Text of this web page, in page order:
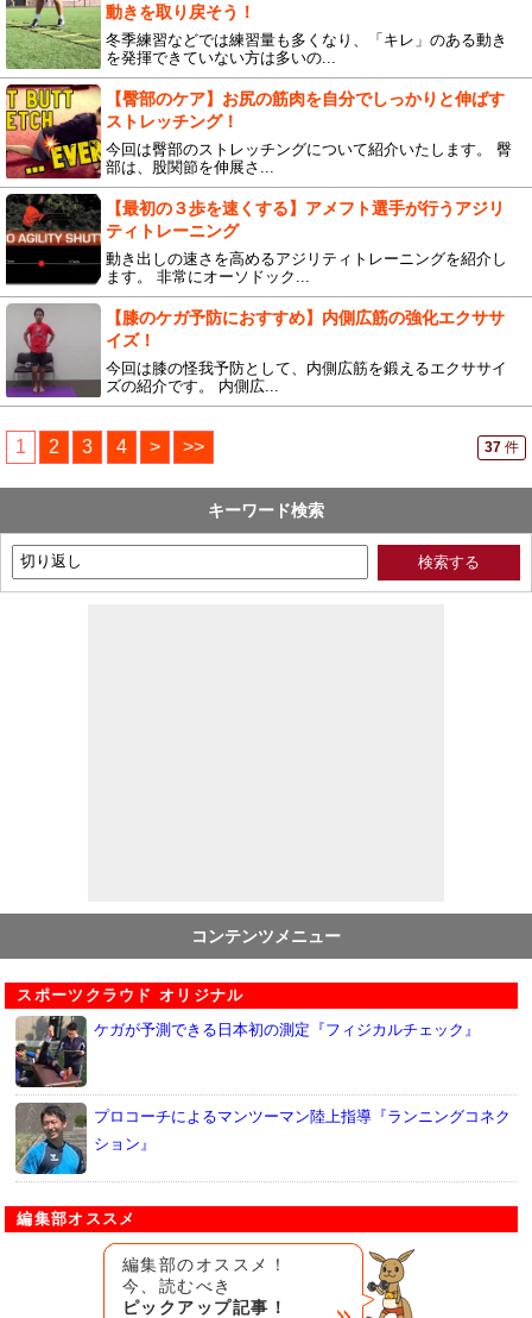
動きを取り戻そう！
冬季練習などでは練習量も多くなり、「キレ」のある動き
を発揮できていない方は多いの...
【臀部のケア】お尻の筋肉を自分でしっかりと伸ばす
ストレッチング！
今回は臀部のストレッチングについて紹介いたします。 臀
部は、股関節を伸展さ...
【最初の３歩を速くする】アメフト選手が行うアジリ
ティトレーニング
動き出しの速さを高めるアジリティトレーニングを紹介し
ます。 非常にオーソドック...
【膝のケガ予防におすすめ】内側広筋の強化エクササ
イズ！
今回は膝の怪我予防として、内側広筋を鍛えるエクササイ
ズの紹介です。 内側広...
1 2 3 4 > >> 37 件
キーワード検索
コンテンツメニュー
スポーツクラウド オリジナル
ケガが予測できる日本初の測定『フィジカルチェック』
プロコーチによるマンツーマン陸上指導『ランニングコネク
ション』
編集部オススメ
編集部のオススメ！
今、読むべき
ピックアップ記事！